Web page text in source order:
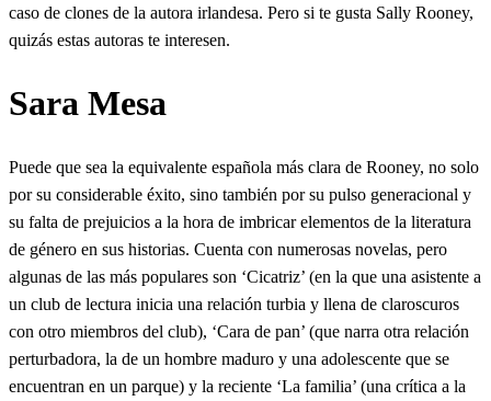
caso de clones de la autora irlandesa. Pero si te gusta Sally Rooney,
quizás estas autoras te interesen.
Sara Mesa
Puede que sea la equivalente española más clara de Rooney, no solo
por su considerable éxito, sino también por su pulso generacional y
su falta de prejuicios a la hora de imbricar elementos de la literatura
de género en sus historias. Cuenta con numerosas novelas, pero
algunas de las más populares son ‘Cicatriz’ (en la que una asistente a
un club de lectura inicia una relación turbia y llena de claroscuros
con otro miembros del club), ‘Cara de pan’ (que narra otra relación
perturbadora, la de un hombre maduro y una adolescente que se
encuentran en un parque) y la reciente ‘La familia’ (una crítica a la